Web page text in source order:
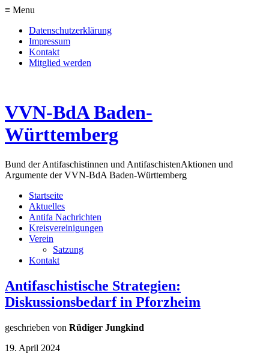
≡ Menu
Datenschutzerklärung
Impressum
Kontakt
Mitglied werden
VVN-BdA Baden-
Württemberg
Bund der Antifaschistinnen und AntifaschistenAktionen und
Argumente der VVN-BdA Baden-Württemberg
Startseite
Aktuelles
Antifa Nachrichten
Kreisvereinigungen
Verein
Satzung
Kontakt
Antifaschistische Strategien:
Diskussionsbedarf in Pforzheim
geschrieben von Rüdiger Jungkind
19. April 2024